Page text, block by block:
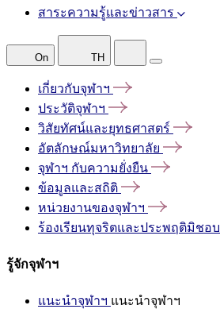
สาระความรู้และข่าวสาร
On TH
เกี่ยวกับจุฬาฯ
ประวัติจุฬาฯ
วิสัยทัศน์และยุทธศาสตร์
อัตลักษณ์มหาวิทยาลัย
จุฬาฯ กับความยั่งยืน
ข้อมูลและสถิติ
หน่วยงานของจุฬาฯ
ร้องเรียนทุจริตและประพฤติมิชอบ
รู้จักจุฬาฯ
แนะนำจุฬาฯ แนะนำจุฬาฯ